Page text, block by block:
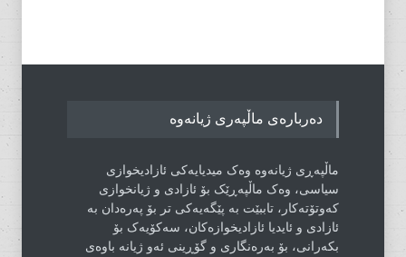
دەربارەی ماڵپەری ژیانەوە
ماڵپەڕی ژیانەوە وەک میدیایەکی ئازادیخوازی
سیاسی، وەک ماڵپەڕێک بۆ ئازادی و ژیانخوازی
کەوتۆتەکار، تاببێت بە پێگەیەکی تر بۆ پەرەدان بە
ئازادی و ئایدیا ئازادیخوازەکان، سەکۆیەک بۆ
بکەرانی، بۆ بەرەنگاری و گۆڕینی ئەو ژیانە باوەی